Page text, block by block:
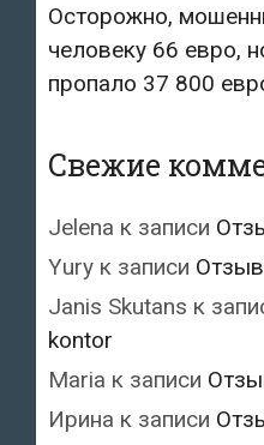
Осторожно,
человеку 66 евро,
пропало 37 800
Свежие
Jelena к записи
Yury к записи
Janis Skutans к
kontor
Maria к записи
Ирина к записи